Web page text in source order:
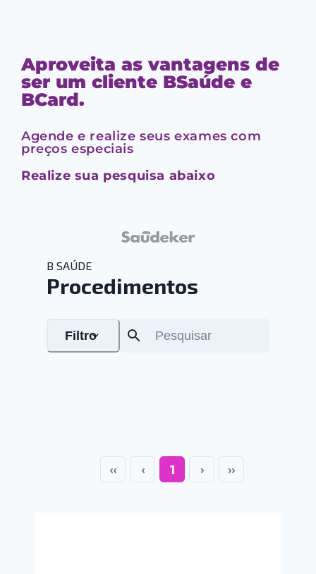
Aproveita as vantagens de
ser um cliente BSaúde e
BCard.
Agende e realize seus exames com
preços especiais
Realize sua pesquisa abaixo